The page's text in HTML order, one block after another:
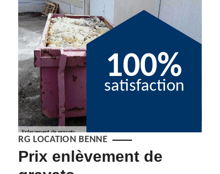
100%
satisfaction
RG LOCATION BENNE
Prix enlèvement de